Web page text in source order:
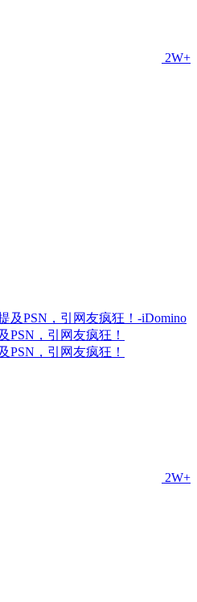
2W+
PSN，引网友疯狂！
PSN，引网友疯狂！
2W+